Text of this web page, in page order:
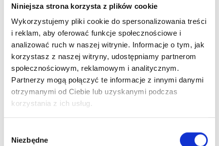
Niniejsza strona korzysta z plików cookie
Wykorzystujemy pliki cookie do spersonalizowania treści
i reklam, aby oferować funkcje społecznościowe i
analizować ruch w naszej witrynie. Informacje o tym, jak
korzystasz z naszej witryny, udostępniamy partnerom
społecznościowym, reklamowym i analitycznym.
Partnerzy mogą połączyć te informacje z innymi danymi
otrzymanymi od Ciebie lub uzyskanymi podczas
korzystania z ich usług.
zgody
Niezbędne
REVLON PRO YOU PIANKA DO STYLIZACJI
WŁOSÓW 400ML
35,00 zł